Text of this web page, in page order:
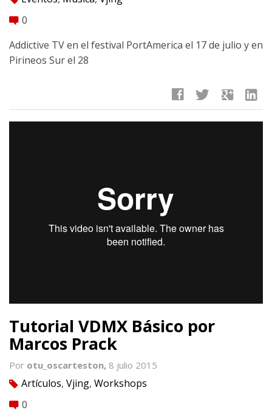
comment 0
Addictive TV en el festival PortAmerica el 17 de julio y en
Pirineos Sur el 28
facebook twitter google linkedin
Tutorial VDMX Básico por
Marcos Prack
Por otu_oscarteston, 8 julio 2015
tag Artículos, Vjing, Workshops
comment 0